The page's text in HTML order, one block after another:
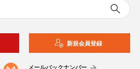
新規会員登録
メールバックナンバー